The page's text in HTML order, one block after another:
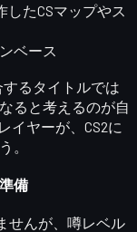
したCSマップやス
ベース
するタイトルでは
ると考えるのが自
イヤーが、CS2に
。
備
せんが、噂レベル